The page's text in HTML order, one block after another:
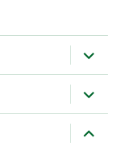
expandir
expandir
expandir